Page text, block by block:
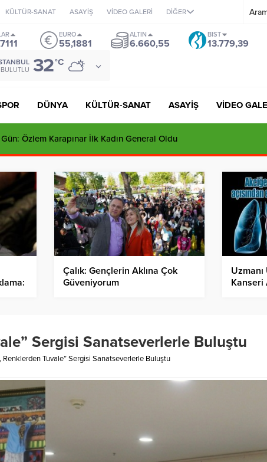
KÜLTÜR-SANAT ASAYİŞ VİDEO GALERİ DİĞER
EURO
55,1881
ALTIN
6.660,55
BIST
13.779,39
BULUTLU 32°C
DÜNYA KÜLTÜR-SANAT ASAYİŞ VİDEO
Özlem Karapınar İlk Kadın General Oldu
Çalık: Gençlerin Aklına Çok
Güveniyorum
Kanseri
Sergisi Sanatseverlerle Buluştu
Renklerden Tuvale” Sergisi Sanatseverlerle Buluştu